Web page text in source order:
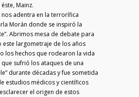
Mainz.
nos adentra en la terrorífica
Morán donde se inspiró la
Abrimos mesa de debate para
este largometraje de los años
los hechos que rodearon la vida
sufrió los ataques de una
durante décadas y fue sometida
estudios médicos y científicos
el origen de estos